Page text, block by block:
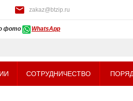
zakaz@btzip.ru
фото WhatsApp
СОТРУДНИЧЕСТВО